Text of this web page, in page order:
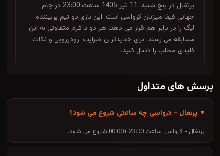
پرتغال در پنج شنبه، 11 تیر 1405 ساعت 23:00 در جام
جهانی فیفا میزبان کرواسی است. این بازی دو تیم پربیننده
لیگ را در برابر هم قرار می دهد؛ هر دو با فرم متفاوتی به این
مسابقه می رسند. برای جدیدترین ضرایب، رودررویی و نکات
کلیدی مطلب را دنبال کنید.
پرسش های متداول
پرتغال - کرواسی چه ساعتی شروع می شود؟
پرتغال - کرواسی ساعت 23:00 +00:00 شروع می شود.